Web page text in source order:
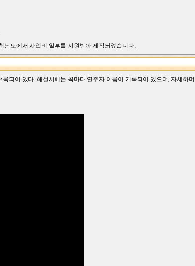
도에서 사업비 일부를 지원받아 제작되었습니다.
되어 있다. 해설서에는 곡마다 연주자 이름이 기록되어 있으며, 자세하며